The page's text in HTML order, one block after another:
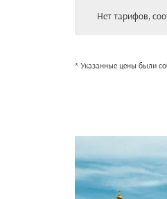
Нет тарифов,
* Указанные цены были